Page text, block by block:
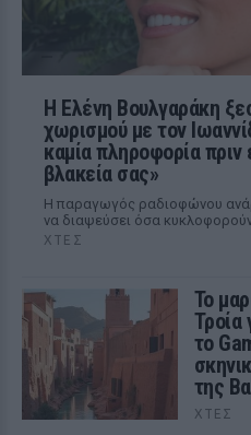
Η Ελένη Βουλγαράκη
χωρισμού με τον
καμία πληροφορία
βλακεία σας»
Η παραγωγός ραδιοφώνου
να διαψεύσει όσα
ΧΤΕΣ
Το
Τροία
το
της
ΧΤΕΣ